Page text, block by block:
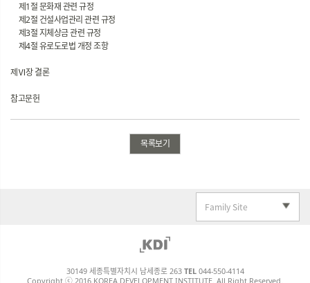
제1절 문화재 관련 규정
제2절 건설사업관리 관련 규정
제3절 지체상금 관련 규정
제4절 유로도로법 개정 조항
제Ⅵ장 결론
참고문헌
목록보기
Family Site
30149 세종특별자치시 남세종로 263 TEL044-550-4114
Copyright ⓒ 2016 KOREA DEVELOPMENT INSTITUTE. All Right Reserved.